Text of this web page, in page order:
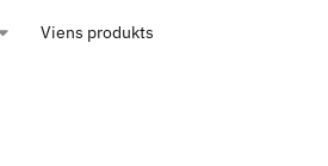
Viens produkts